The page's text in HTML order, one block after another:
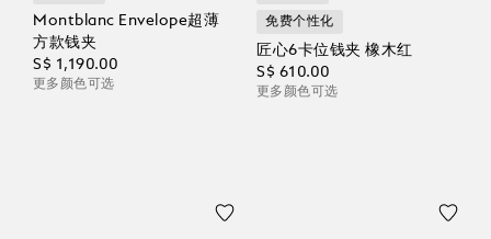
Montblanc Envelope超薄
方款钱夹
S$ 1,190.00
更多颜色可选
免费个性化
匠心6卡位钱夹 橡木红
S$ 610.00
更多颜色可选